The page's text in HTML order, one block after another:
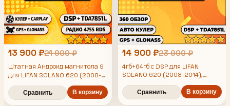
13 900 ₽21 900 ₽
Штатная Андроид магнитола 9
для LIFAN SOLANO 620 (2008-
2014), 4/64гб, DSP, беспроводной
CarPlay и Android Auto, GPS и
ГЛОНАСС
Сравнить В корзину
14 900 ₽23 900 ₽
4гб+64гб с DSP для LIFAN
SOLANO 620 (2008-2014),
Android магнитола, без слота
под симку, усилитель звука
TDA7851 и поддержка 360 камер
Сравнить В корзину